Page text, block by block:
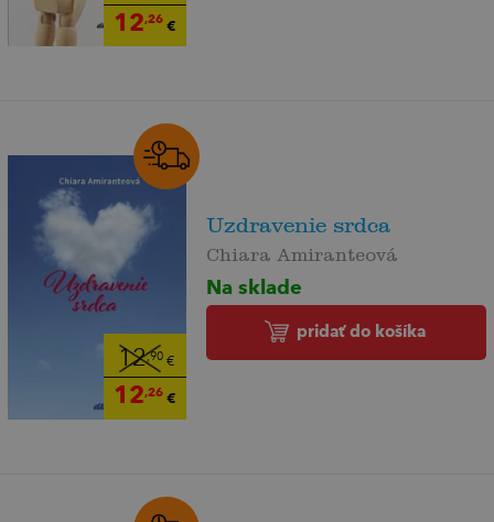
12,26€
12,90€
12,26€
Uzdravenie srdca
Chiara Amiranteová
Na sklade
pridať do košíka